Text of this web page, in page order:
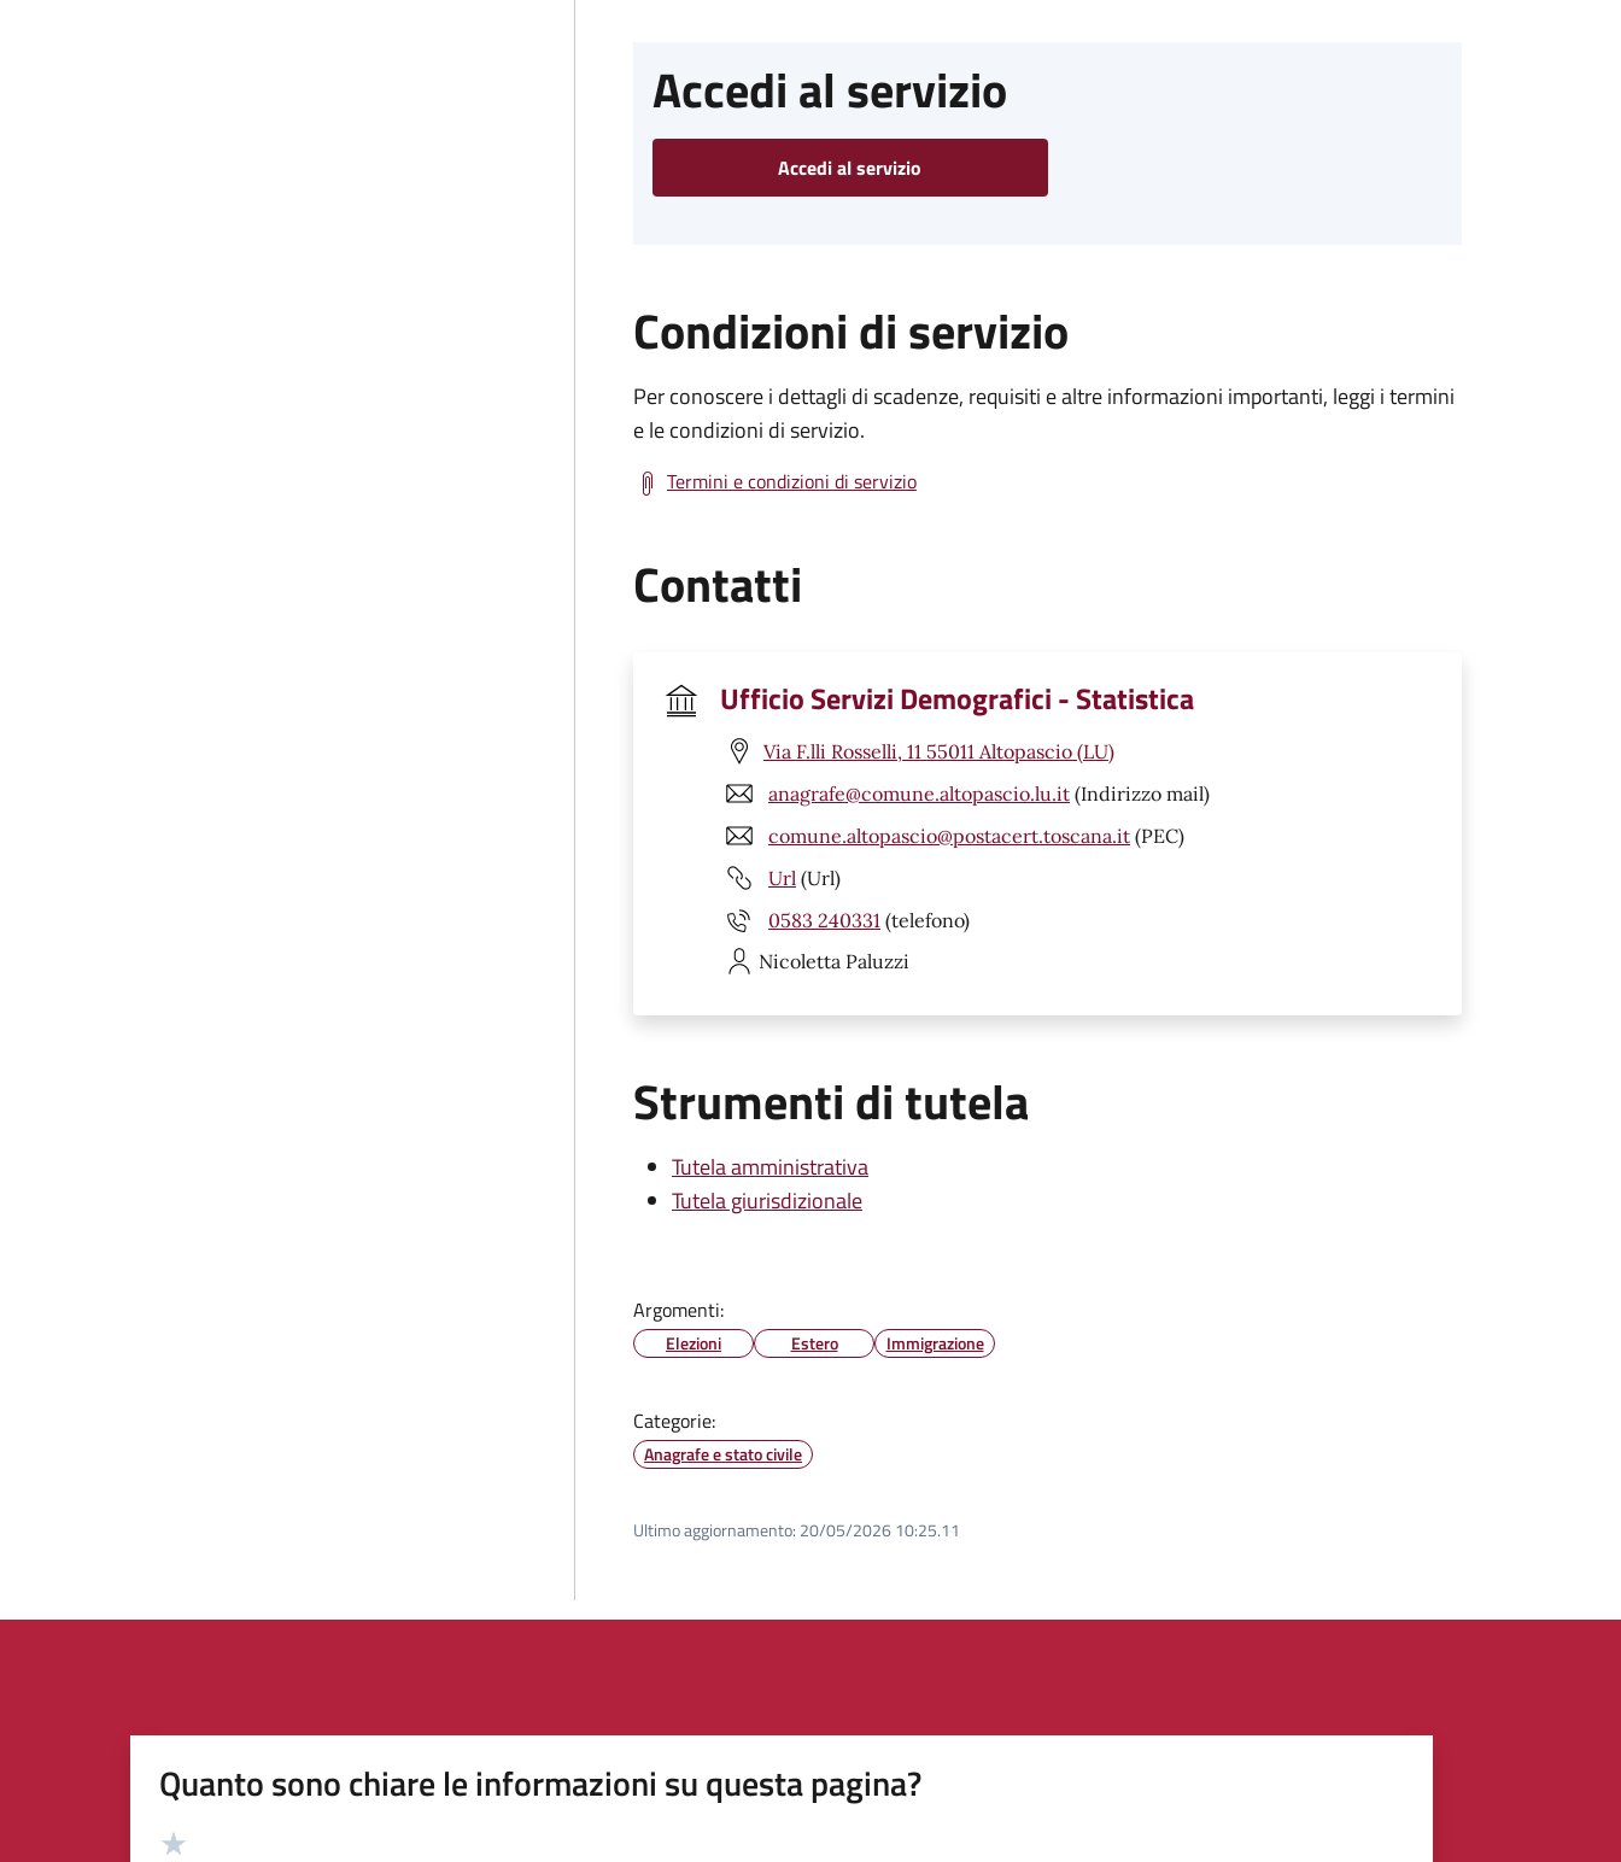
Accedi al servizio
Accedi al servizio
Condizioni di servizio
Per conoscere i dettagli di scadenze, requisiti e altre informazioni importanti, leggi i termini
e le condizioni di servizio.
Termini e condizioni di servizio
Contatti
Ufficio Servizi Demografici - Statistica
Via F.lli Rosselli, 11 55011 Altopascio (LU)
anagrafe@comune.altopascio.lu.it (Indirizzo mail)
comune.altopascio@postacert.toscana.it (PEC)
Url (Url)
0583 240331 (telefono)
Nicoletta Paluzzi
Strumenti di tutela
Tutela amministrativa
Tutela giurisdizionale
Argomenti:
Elezioni Estero Immigrazione
Categorie:
Anagrafe e stato civile
Ultimo aggiornamento: 20/05/2026 10:25.11
Quanto sono chiare le informazioni su questa pagina?
Valutazione